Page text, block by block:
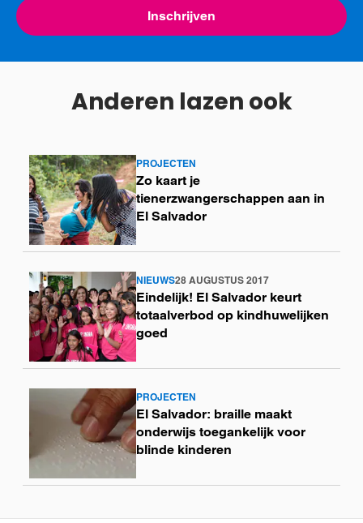
Inschrijven
Anderen lazen ook
PROJECTEN
Zo kaart je
tienerzwangerschappen aan in
El Salvador
Lees
meer
NIEUWS28 AUGUSTUS 2017
Eindelijk! El Salvador keurt
totaalverbod op kindhuwelijken
goed
Lees
meer
PROJECTEN
El Salvador: braille maakt
onderwijs toegankelijk voor
blinde kinderen